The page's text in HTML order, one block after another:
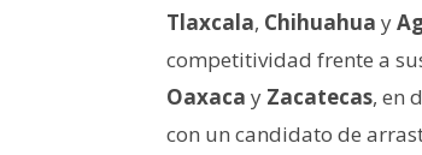
Tlaxcala, Chihuahua y
competitividad frente a
Oaxaca y Zacatecas, en
con un candidato de